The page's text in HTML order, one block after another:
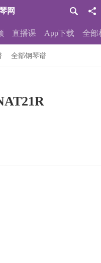
网
直播课 App下载 全部
全部钢琴谱